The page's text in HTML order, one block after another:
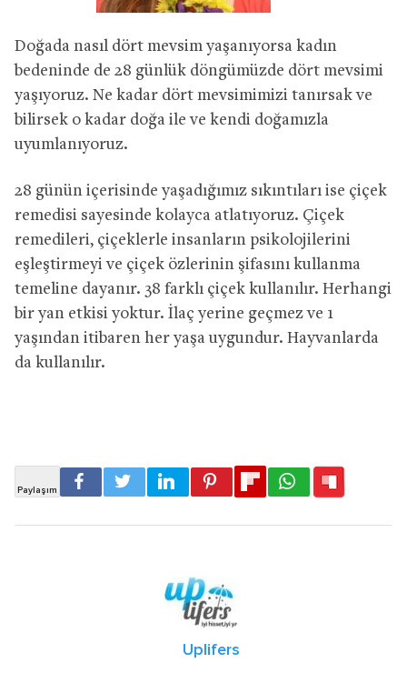
Doğada nasıl dört mevsim yaşanıyorsa kadın
bedeninde de 28 günlük döngümüzde dört mevsimi
yaşıyoruz. Ne kadar dört mevsimimizi tanırsak ve
bilirsek o kadar doğa ile ve kendi doğamızla
uyumlanıyoruz.
28 günün içerisinde yaşadığımız sıkıntıları ise çiçek
remedisi sayesinde kolayca atlatıyoruz. Çiçek
remedileri, çiçeklerle insanların psikolojilerini
eşleştirmeyi ve çiçek özlerinin şifasını kullanma
temeline dayanır. 38 farklı çiçek kullanılır. Herhangi
bir yan etkisi yoktur. İlaç yerine geçmez ve 1
yaşından itibaren her yaşa uygundur. Hayvanlarda
da kullanılır.
Uplifers